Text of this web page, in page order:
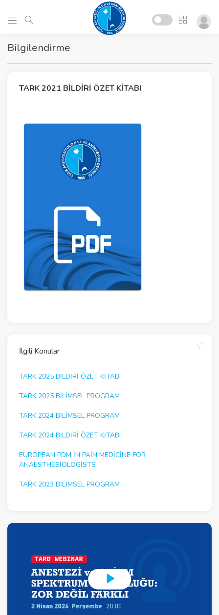
Bilgilendirme
TARK 2021 BILDIRI ÖZET KITABI
İlgili Konular
TARK 2025 BILDIRI ÖZET KITABI
TARK 2025 BILIMSEL PROGRAM
TARK 2024 BILIMSEL PROGRAM
TARK 2024 BILDIRI ÖZET KITABI
EUROPEAN PDM IN PAIN MEDICINE FOR
ANAESTHESIOLOGISTS
TARK 2023 BILIMSEL PROGRAM
P
l